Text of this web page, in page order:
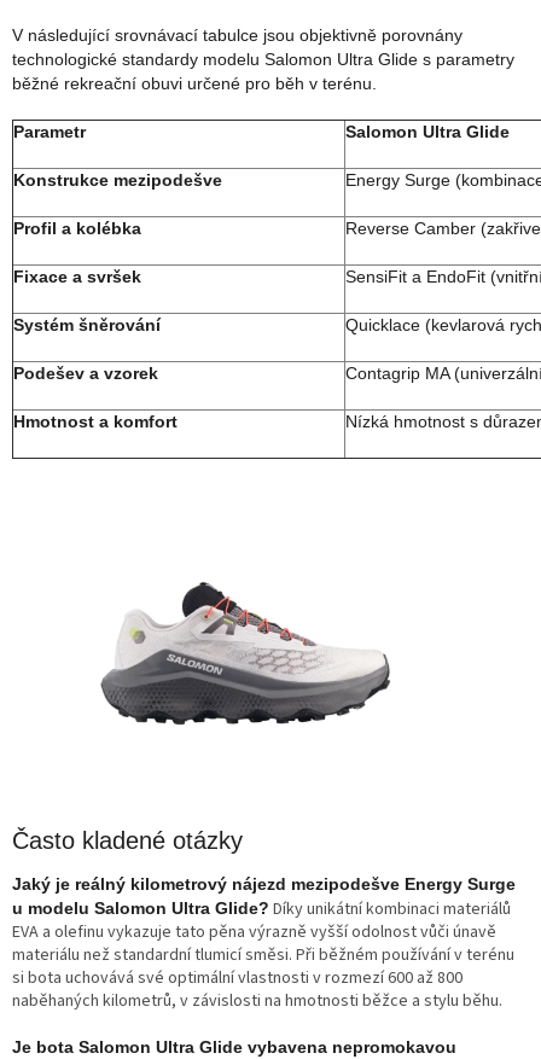
V následující srovnávací tabulce jsou objektivně porovnány
technologické standardy modelu Salomon Ultra Glide s parametry
běžné rekreační obuvi určené pro běh v terénu.
Parametr Salomon Ultra Glide
Konstrukce mezipodešve Energy Surge
Profil a kolébka Reverse Camber
Fixace a svršek SensiFit a EndoFit
Systém šněrování Quicklace (kevlarová
Podešev a vzorek Contagrip MA
Hmotnost a komfort Nízká hmotnost s
Často kladené otázky
Jaký je reálný kilometrový nájezd mezipodešve Energy Surge
u modelu Salomon Ultra Glide? Díky unikátní kombinaci materiálů
EVA a olefinu vykazuje tato pěna výrazně vyšší odolnost vůči únavě
materiálu než standardní tlumicí směsi. Při běžném používání v terénu
si bota uchovává své optimální vlastnosti v rozmezí 600 až 800
naběhaných kilometrů, v závislosti na hmotnosti běžce a stylu běhu.
Je bota Salomon Ultra Glide vybavena nepromokavou